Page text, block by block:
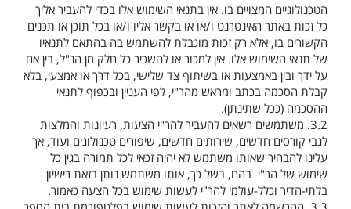
הטכנולוגיים המצויים בו. אין בתנאי השימוש אלו בכדי להעביר אליך
כל זכות באתר האינטרנט ו/או או בקשר אליו ו/או בכל תוכן או תכנים
הקשורים בו, אלא רק זכות מוגבלת להשתמש בה בהתאם לתנאיו
של תנאי השימוש אלו. אין למכור או להשכיר כל חלק מן הנ"ל, בין אם
על ידך ובין באמצעות או בשיתוף צד שלישי, בכל דרך או אמצעי, בלא
קבלת הסכמה בכתב ומראש מהר"י, לפי העניין ובכפוף לתנאי
ההסכמה (ככל שתינתן).
3.2. משתמשים רשאים להעביר להר"י הצעות, רעיונות והמלצות
לגבי קורסים חדשים, שירותים חדשים, שיפורים טכנולוגים ועוד, אך
עלינו להבהיר שאותו משתמש לא יהיה זכאי לכל תמורה בגין כל
שימוש של הר"י בהם, בשל כך, אותו משתמש נותן בזאת רישיון
בלתי-הדיר וכלל-עולמי להר"י לעשות שימוש בכל הצעה כאמור.